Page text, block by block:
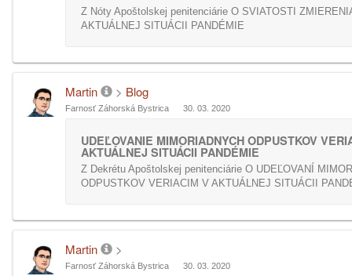
Z Nóty Apoštolskej penitenciárie O SVIATOSTI
AKTUÁLNEJ SITUÁCII PANDÉMIE
Martin > Blog
Farnosť Záhorská Bystrica 30. 03. 2020
UDEĽOVANIE MIMORIADNYCH ODPUSTKOV
AKTUÁLNEJ SITUÁCII PANDÉMIE
Z Dekrétu Apoštolskej penitenciárie O UDEĽOVANÍ
ODPUSTKOV VERIACIM V AKTUÁLNEJ SITUÁCII
Martin >
Farnosť Záhorská Bystrica 30. 03. 2020